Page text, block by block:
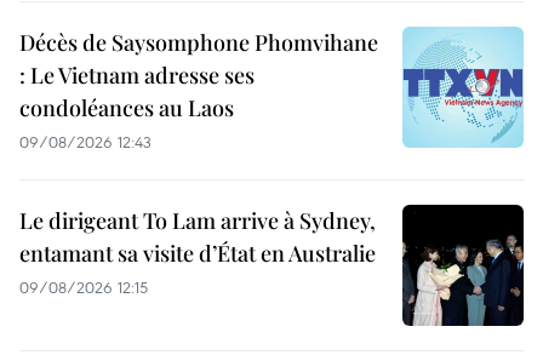
Décès de Saysomphone Phomvihane
: Le Vietnam adresse ses
condoléances au Laos
09/08/2026 12:43
Le dirigeant To Lam arrive à Sydney,
entamant sa visite d’État en Australie
09/08/2026 12:15